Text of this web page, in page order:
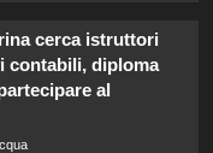
cerca istruttori
contabili, diploma
al